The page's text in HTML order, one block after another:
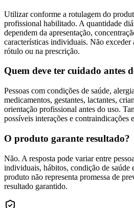
Utilizar conforme a rotulagem do
profissional habilitado. A quantidade
dependem da apresentação,
características individuais. Não exceder
rótulo ou na prescrição.
Quem deve ter cuidado antes
Pessoas com condições de saúde,
medicamentos, gestantes, lactantes,
orientação profissional antes do uso.
possíveis interações e contraindicações
O produto garante resultado?
Não. A resposta pode variar entre
individuais, hábitos, condição de saúde
produto não representa promessa de
resultado garantido.